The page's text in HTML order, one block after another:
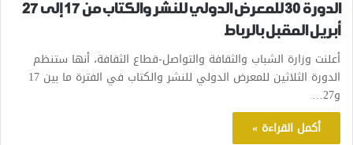
الدورة 30 للمعرض الدولي للنشر والكتاب من 17 إلى 27
أبريل المقبل بالرباط
أعلنت وزارة الشباب والثقافة والتواصل-قطاع الثقافة، أنها ستنظم
الدورة الثلاثين للمعرض الدولي للنشر والكتاب في الفترة ما بين 17
و27…
أكمل القراءة »